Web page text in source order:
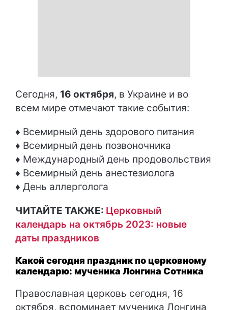
Сегодня, 16 октября, в Украине и во
всем мире отмечают такие события:
♦ Всемирный день здорового питания
♦ Всемирный день позвоночника
♦ Международный день продовольствия
♦ Всемирный день анестезиолога
♦ День аллерголога
ЧИТАЙТЕ ТАКЖЕ: Церковный
календарь на октябрь 2023: новые
даты праздников
Какой сегодня праздник по церковному
календарю: мученика Лонгина Сотника
Православная церковь сегодня, 16
октября, вспоминает мученика Лонгина